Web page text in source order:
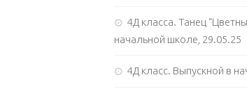
4Д класса. Танец
начальной школе, 29.05.25
4Д класс. Выпускной в